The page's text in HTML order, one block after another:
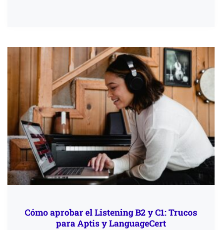
Cómo aprobar el Listening B2 y C1: Trucos
para Aptis y LanguageCert